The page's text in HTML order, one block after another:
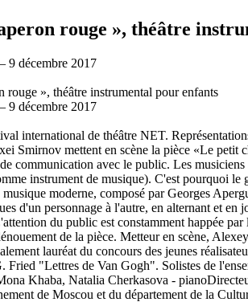
rouge », théâtre
9 décembre 2017
9 décembre 2017
international de théâtre NET.
Smirnov mettent en scène la pièce «Le petit
communication avec le public. Les
instrument de musique). C'est pourquoi le
musique moderne, composé par Georges
d'un personnage à l'autre, en alternant et
du public est constamment happée
de la pièce. Metteur en scène,
lauréat du concours des jeunes
Fried "Lettres de Van Gogh". Solistes de
Khaba, Natalia Cherkasova -
de Moscou et du département de la